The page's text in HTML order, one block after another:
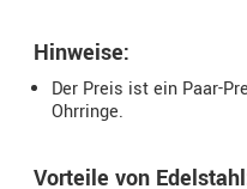
Hinweise:
Der Preis ist ein Paar-
Ohrringe.
Vorteile von